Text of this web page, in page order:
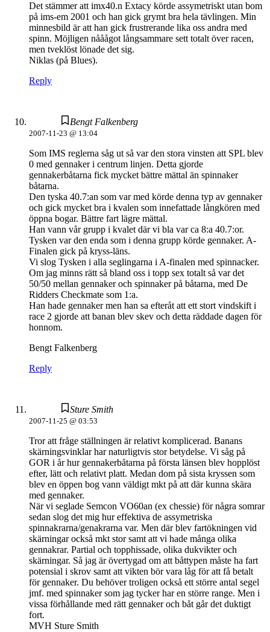
Det stämmer att imx40.n Extacy körde assymetriskt utan bom
på ims-em 2001 och han gick grymt bra hela tävlingen. Min
minnesbild är att han gick frustrerande lika oss andra med
spinn. Möjligen nååågot långsammare sett totalt över racen,
men tveklöst lönade det sig.
Niklas (på Blues).
Reply
Bengt Falkenberg
2007-11-23 @ 13:04
Som IMS reglerna såg ut så var den stora vinsten att SPL blev
0 med gennaker i centrum linjen. Detta gjorde
gennakerbåtarna fick mycket bättre mättal än spinnaker
båtarna.
Den tyska 40.7:an som var med körde denna typ av gennaker
och gick mycket bra i kvalen som innefattade långkören med
öppna bogar. Bättre fart lägre mättal.
Han vann vår grupp i kvalet där vi bla var ca 8:a 40.7:or.
Tysken var den enda som i denna grupp körde gennaker. A-
Finalen gick på kryss-läns.
Vi slog Tysken i alla seglingarna i A-finalen med spinnacker.
Om jag minns rätt så bland oss i topp sex totalt så var det
50/50 mellan gennaker och spinnaker på båtarna, med De
Ridders Checkmate som 1:a.
Han hade gennaker men han sa efteråt att ett stort vindskift i
race 2 gjorde att banan blev skev och detta räddade dagen för
honnom.
Bengt Falkenberg
Reply
Sture Smith
2007-11-25 @ 03:53
Tror att fråge ställningen är relativt komplicerad. Banans
skärningsvinklar har naturligtvis stor betydelse. Vi såg på
GOR i år hur gennakerbåtarna på första länsen blev hopplöst
efter, lätt och relativt platt. Medan dom på sista kryssen som
blev en öppen bog vann väldigt mkt på att där kunna skära
med gennaker.
När vi seglade Semcon VO60an (ex chessie) för några somrar
sedan slog det mig hur effektiva de assymetriska
spinnakrarna/genakrarna var. Men där blev fartökningen vid
skärningar också mkt stor samt att vi hade många olika
gennakrar. Partial och topphissade, olika dukvikter och
skärningar. Så jag är övertygad om att båttypen måste ha fart
potensial i skrov samt att vikten bör vara låg för att få betalt
för gennaker. Du behöver troligen också ett större antal segel
jmf. med spinnaker som jag tycker har en större range. Men i
vissa förhållande med rätt gennaker och båt går det duktigt
fort.
MVH Sture Smith